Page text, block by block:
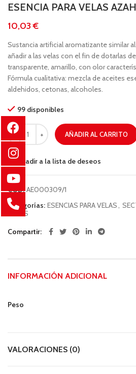
ESENCIA PARA VELAS
€
Sustancia artificial aromatizante similar
añadir a las velas con el fin de dotarlas
transparente, amarillo, con olor
Fórmula cualitativa: mezcla de aceites
aldehidos, cetonas, alcoholes.
99 disponibles
AÑADIR AL CARRITO
Añadir a la lista de deseos
COD:AE000309/1
Categorías: ESENCIAS PARA VELAS
VELAS
Compartir
INFORMACIÓN ADICIONAL
Peso
VALORACIONES (0)